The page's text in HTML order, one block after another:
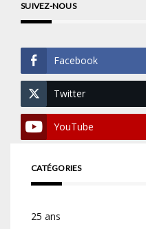
SUIVEZ-NOUS
Facebook
Twitter
YouTube
CATÉGORIES
25 ans